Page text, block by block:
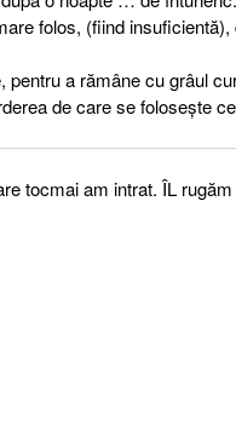
folos, (fiind
pentru a rămâne cu grâul
de care se foloseşte
tocmai am intrat. ÎL